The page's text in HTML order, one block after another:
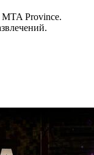
Province.